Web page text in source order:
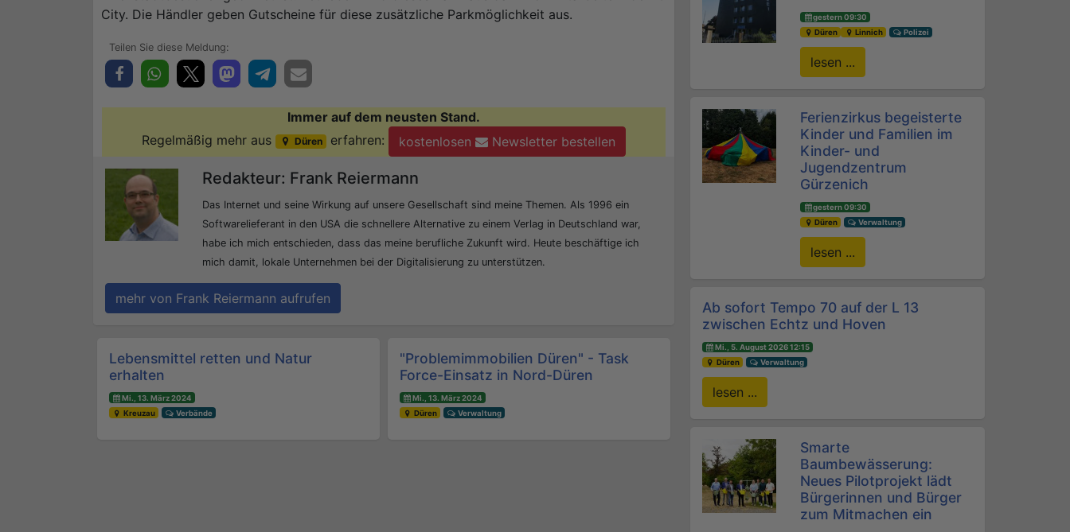
City. Die Händler geben Gutscheine für diese zusätzliche Parkmöglichkeit aus.
Immer auf dem neusten Stand.
Regelmäßig mehr aus
Düren erfahren: kostenlosen Newsletter bestellen
Redakteur: Frank Reiermann
Das Internet und seine Wirkung auf unsere Gesellschaft sind meine Themen. Als 1996 ein
Softwarelieferant in den USA die schnellere Alternative zu einem Verlag in Deutschland war,
habe ich mich entschieden, dass das meine berufliche Zukunft wird. Heute beschäftige ich
mich damit, lokale Unternehmen bei der Digitalisierung zu unterstützen.
mehr von Frank Reiermann aufrufen
Beitrags-Navigation
Lebensmittel retten und Natur
erhalten
Mi., 13. März 2024
Kreuzau
Verbände
"Problemimmobilien Düren" - Task
Force-Einsatz in Nord-Düren
Mi., 13. März 2024
Düren
Verwaltung
gestern 09:30
Düren
Linnich Polizei
lesen ...
Ferienzirkus begeisterte
Kinder und Familien im
Kinder- und
Jugendzentrum
Gürzenich
gestern 09:30
Düren
Verwaltung
lesen ...
Ab sofort Tempo 70 auf der L 13
zwischen Echtz und Hoven
Mi., 5. August 2026 12:15
Düren
Verwaltung
lesen ...
Smarte
Baumbewässerung:
Neues Pilotprojekt lädt
Bürgerinnen und Bürger
zum Mitmachen ein